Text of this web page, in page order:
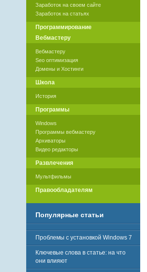
Заработок на своем сайте
Заработок на статьях
Программирование
Вебмастеру
Вебмастеру
Seo оптимизация
Домены и Хостинги
Школа
История
Программы
Windows
Программы вебмастеру
Архиваторы
Видео редакторы
Развлечения
Мультфильмы
Правообладателям
Популярные статьи
Проблемы с установкой Windows 7
Ключевые слова в статье: на что
они влияют